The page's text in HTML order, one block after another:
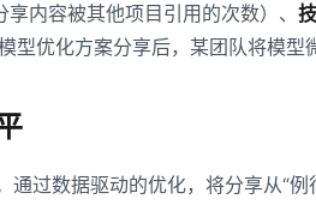
享内容被其他项目引用的次数）、
型优化方案分享后，某团队将模型
过数据驱动的优化，将分享从“例